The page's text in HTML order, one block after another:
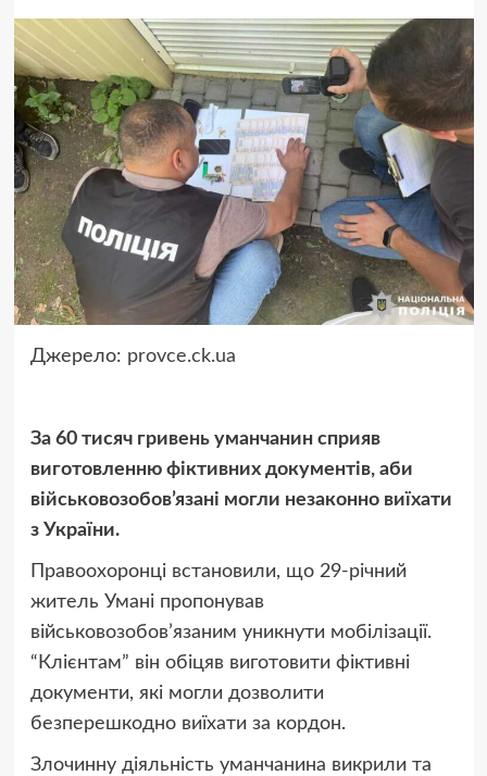
Джерело: provce.ck.ua
За 60 тисяч гривень уманчанин сприяв
виготовленню фіктивних документів, аби
військовозобов’язані могли незаконно виїхати
з України.
Правоохоронці встановили, що 29-річний
житель Умані пропонував
військовозобов’язаним уникнути мобілізації.
“Клієнтам” він обіцяв виготовити фіктивні
документи, які могли дозволити
безперешкодно виїхати за кордон.
Злочинну діяльність уманчанина викрили та